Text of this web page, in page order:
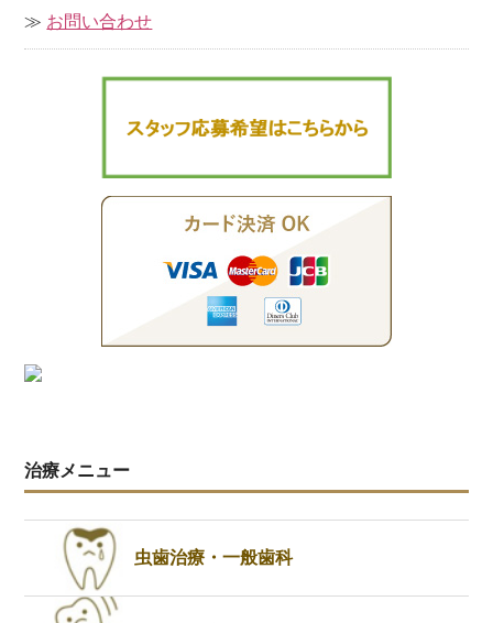
お問い合わせ
治療メニュー
虫歯治療・一般歯科